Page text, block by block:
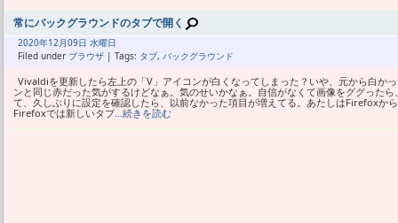
常にバックグラウンドのタブで開く
2020年12月09日 水曜日
Filed under ブラウザ | Tags: タブ, バックグラウンド
Vivaldiを更新したら左上の「V」アイコンが白くなってしまった？いや、元から白か
ンと同じ赤だった気がするけどなぁ。気のせいかなぁ。自信がなくて画像をググった
て、久しぶりに設定を確認したら、以前なかった項目が増えてる。あたしはFirefoxか
Firefoxでは新しいタブ…続きを読む